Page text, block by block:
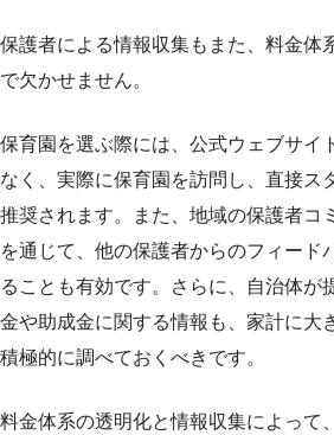
保護者による情報収集もまた、料金体
で欠かせません。
保育園を選ぶ際には、公式ウェブサイ
なく、実際に保育園を訪問し、直接ス
推奨されます。また、地域の保護者コ
を通じて、他の保護者からのフィード
ることも有効です。さらに、自治体が
金や助成金に関する情報も、家計に大
積極的に調べておくべきです。
料金体系の透明化と情報収集によって